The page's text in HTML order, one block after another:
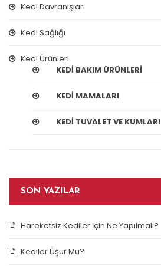
Kedi Davranışları
Kedi Sağlığı
Kedi Ürünleri
KEDI BAKIM ÜRÜNLERI
KEDI MAMALARI
KEDI TUVALET VE KUMLARI
SON YAZILAR
Hareketsiz Kediler İçin Ne Yapılmalı?
Kediler Üşür Mü?